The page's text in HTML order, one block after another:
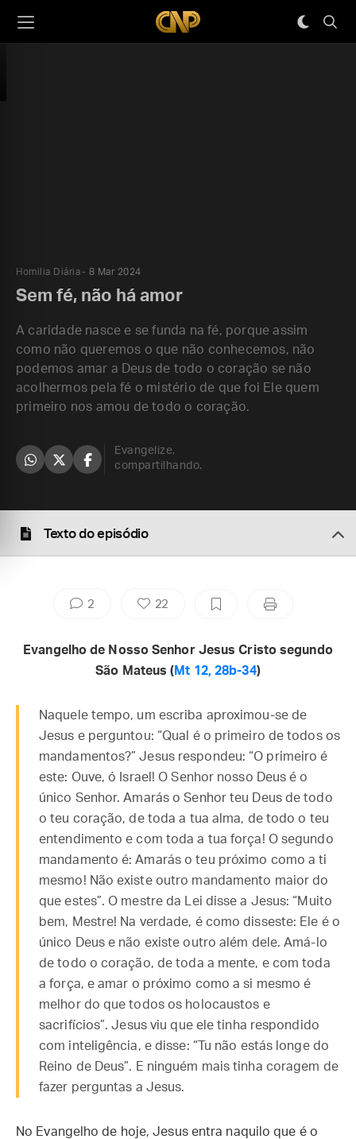
Homilia Diária 8 Mar 2024
Sem fé, não há amor
A caridade nasce e se funda na fé, porque assim
como não queremos o que não conhecemos, não
podemos amar a Deus de todo o coração se não
acolhermos pela fé o mistério de que foi Ele quem
primeiro nos amou de todo o coração.
Evangelize,
compartilhando.
Texto do episódio
2 22
Evangelho de Nosso Senhor Jesus Cristo segundo
São Mateus ( Mt 12, 28b-34)
Naquele tempo, um escriba aproximou-se de
Jesus e perguntou: “Qual é o primeiro de todos os
mandamentos?” Jesus respondeu: “O primeiro é
este: Ouve, ó Israel! O Senhor nosso Deus é o
único Senhor. Amarás o Senhor teu Deus de todo
o teu coração, de toda a tua alma, de todo o teu
entendimento e com toda a tua força! O segundo
mandamento é: Amarás o teu próximo como a ti
mesmo! Não existe outro mandamento maior do
que estes”. O mestre da Lei disse a Jesus: “Muito
bem, Mestre! Na verdade, é como disseste: Ele é o
único Deus e não existe outro além dele. Amá-lo
de todo o coração, de toda a mente, e com toda
a força, e amar o próximo como a si mesmo é
melhor do que todos os holocaustos e
sacrifícios”. Jesus viu que ele tinha respondido
com inteligência, e disse: “Tu não estás longe do
Reino de Deus”. E ninguém mais tinha coragem de
fazer perguntas a Jesus.
No Evangelho de hoje, Jesus entra naquilo que é o